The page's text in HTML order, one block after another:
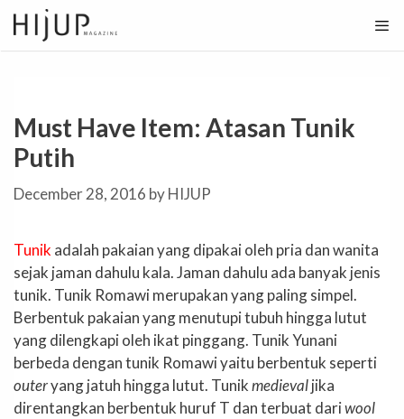
Skip
to
content
Must Have Item: Atasan Tunik
Putih
December 28, 2016 byHIJUP
Tunik adalah pakaian yang dipakai oleh pria dan wanita
sejak jaman dahulu kala. Jaman dahulu ada banyak jenis
tunik. Tunik Romawi merupakan yang paling simpel.
Berbentuk pakaian yang menutupi tubuh hingga lutut
yang dilengkapi oleh ikat pinggang. Tunik Yunani
berbeda dengan tunik Romawi yaitu berbentuk seperti
outeryang jatuh hingga lutut. Tunikmedievaljika
direntangkan berbentuk huruf T dan terbuat dariwool